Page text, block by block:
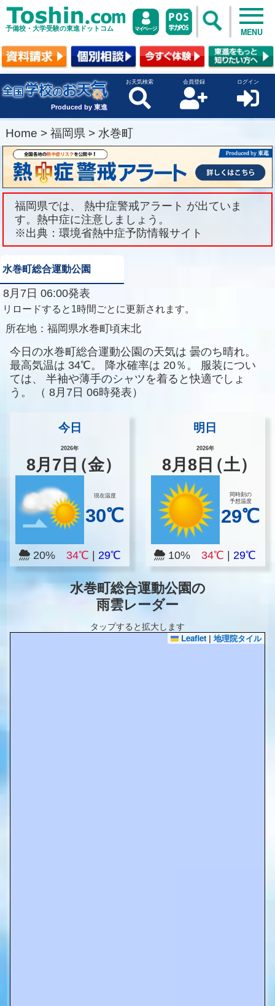
予備校・大学受験の東進ドットコム MENU
Produced by 東進
お天気検索 会員登録 ログイン
Home > 福岡県 > 水巻町
福岡県では、 熱中症警戒アラート が出ていま
す。熱中症に注意しましょう。
※出典：環境省熱中症予防情報サイト
水巻町総合運動公園
8月7日 06:00発表
リロードすると1時間ごとに更新されます。
所在地： 福岡県水巻町頃末北
今日の水巻町総合運動公園の天気は 曇のち晴れ。
最高気温は 34℃。 降水確率は 20％。
服装につい
ては、
半袖や薄手のシャツを着ると快適でしょ
う。
（ 8月7日 06時発表）
今日
2026年
8月 7 日（金）
現在温度
30℃
20% 34℃ 29℃
明日
2026年
8月8 日（土）
同時刻の
予想温度
29℃
10%34℃ |29℃
水巻町総合運動公園の
雨雲レーダー
タップすると拡大します
Leaflet | 地理院タイル